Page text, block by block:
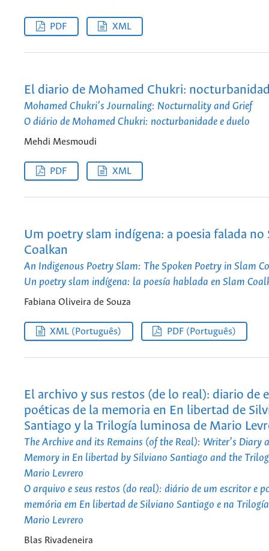
PDF XML
El diario de Mohamed Chukri:
Mohamed Chukri’s Journaling: Nocturnality and Grief
O diário de Mohamed Chukri: nocturbanidade e duelo
Mehdi Mesmoudi
PDF XML
Um poetry slam indígena: a poesia falada no
Coalkan
An Indigenous Poetry Slam: The Spoken Poetry in Slam
Un poetry slam indígena: la poesía hablada en Slam
Fabiana Oliveira de Souza
XML (Português) PDF (Português)
El archivo y sus restos (de lo real): diario de
poéticas de la memoria en En libertad de
Santiago y la Trilogía luminosa de Mario
The Archive and its Remains (of the Real): Writer’s Diary
Memory in En libertad by Silviano Santiago and the
Mario Levrero
O arquivo e seus restos (do real): diário de um escritor e
memória em En libertad de Silviano Santiago e na
Mario Levrero
Blas Rivadeneira